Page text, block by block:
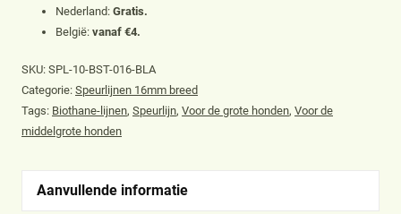
Nederland:Gratis.
België:vanaf €4.
SKU: SPL-10-BST-016-BLA
Categorie: Speurlijnen 16mm breed
Tags: Biothane-lijnen, Speurlijn, Voor de grote honden, Voor de
middelgrote honden
Aanvullende informatie